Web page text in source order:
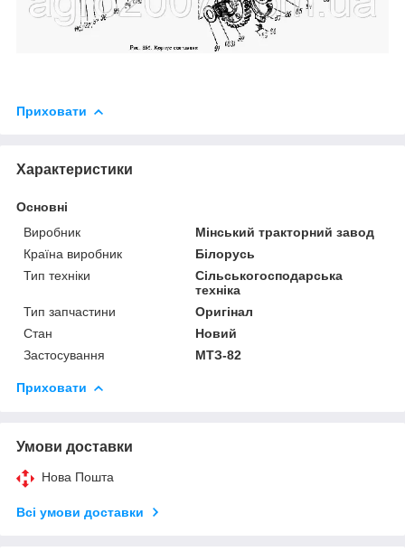
Приховати
Характеристики
Основні
Виробник
Мінський тракторний завод
Країна виробник
Білорусь
Тип техніки
Сільськогосподарська
техніка
Тип запчастини
Оригінал
Стан
Новий
Застосування
МТЗ-82
Приховати
Умови доставки
Нова Пошта
Всі умови доставки